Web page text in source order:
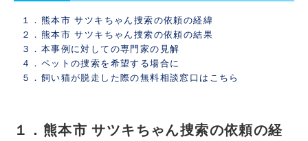
１．熊本市 サツキちゃん捜索の依頼の経緯
２．熊本市 サツキちゃん捜索の依頼の結果
３．本事例に対しての専門家の見解
４．ペットの捜索を希望する場合に
５．飼い猫が脱走した際の無料相談窓口はこちら
１．熊本市 サツキちゃん捜索の依頼の経